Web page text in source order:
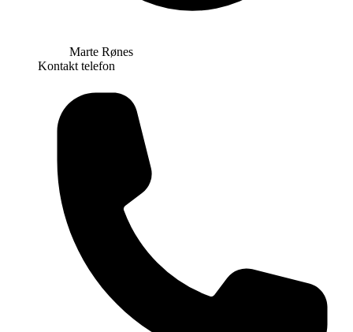
Marte Rønes
Kontakt telefon